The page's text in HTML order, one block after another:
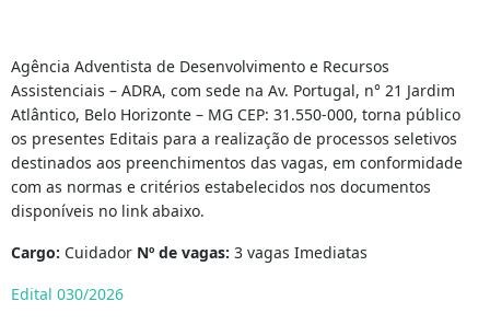
Agência Adventista de Desenvolvimento e Recursos
Assistenciais – ADRA, com sede na Av. Portugal, n° 21 Jardim
Atlântico, Belo Horizonte – MG CEP: 31.550-000, torna público
os presentes Editais para a realização de processos seletivos
destinados aos preenchimentos das vagas, em conformidade
com as normas e critérios estabelecidos nos documentos
disponíveis no link abaixo.
Cargo: Cuidador Nº de vagas: 3 vagas Imediatas
Edital 030/2026